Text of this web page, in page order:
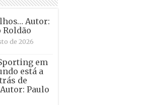
Autor:
Roldão
de 2026
em
está a
de
Paulo